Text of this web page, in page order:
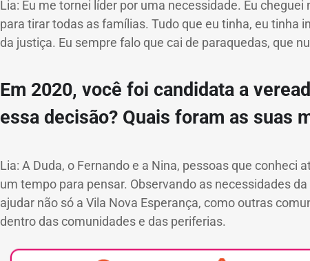
Lia: Eu me tornei líder por uma necessidade. Eu
para tirar todas as famílias. Tudo que eu tinha, eu tinha
da justiça. Eu sempre falo que cai de paraquedas, que
Em 2020, você foi candidata a
essa decisão? Quais foram as suas
Lia: A Duda, o Fernando e a Nina, pessoas que
um tempo para pensar. Observando as necessidades
ajudar não só a Vila Nova Esperança, como outras
dentro das comunidades e das periferias.